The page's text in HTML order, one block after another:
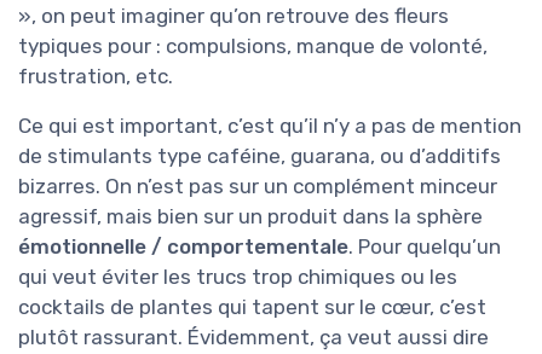
», on peut imaginer qu’on retrouve des fleurs
typiques pour : compulsions, manque de volonté,
frustration, etc.
Ce qui est important, c’est qu’il n’y a pas de mention
de stimulants type caféine, guarana, ou d’additifs
bizarres. On n’est pas sur un complément minceur
agressif, mais bien sur un produit dans la sphère
émotionnelle / comportementale. Pour quelqu’un
qui veut éviter les trucs trop chimiques ou les
cocktails de plantes qui tapent sur le cœur, c’est
plutôt rassurant. Évidemment, ça veut aussi dire